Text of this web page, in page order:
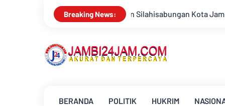
Breaking News:
Kota Jambi Sambut HUT Kemerdekaan RI Ke 81
BERANDA POLITIK HUKRIM